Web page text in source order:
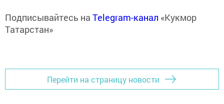
Подписывайтесь на Telegram-канал «Кукмор
Татарстан»
Перейти на страницу новости